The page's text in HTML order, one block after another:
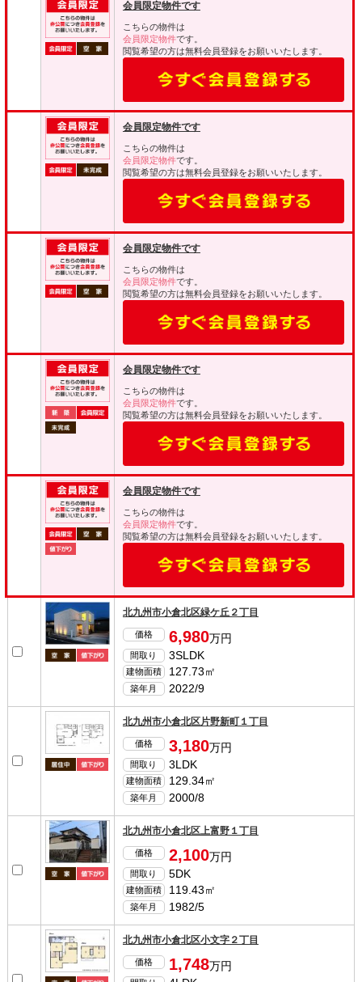
会員限定物件です
こちらの物件は
会員限定物件です。
閲覧希望の方は無料会員登録をお願いいたします。
会員限定物件です
こちらの物件は
会員限定物件です。
閲覧希望の方は無料会員登録をお願いいたします。
会員限定物件です
こちらの物件は
会員限定物件です。
閲覧希望の方は無料会員登録をお願いいたします。
会員限定物件です
こちらの物件は
会員限定物件です。
閲覧希望の方は無料会員登録をお願いいたします。
会員限定物件です
こちらの物件は
会員限定物件です。
閲覧希望の方は無料会員登録をお願いいたします。
北九州市小倉北区緑ケ丘２丁目
価格 6,980万円
間取り 3SLDK
建物面積 127.73㎡
築年月 2022/9
北九州市小倉北区片野新町１丁目
価格 3,180万円
間取り 3LDK
建物面積 129.34㎡
築年月 2000/8
北九州市小倉北区上富野１丁目
価格 2,100万円
間取り 5DK
建物面積 119.43㎡
築年月 1982/5
北九州市小倉北区小文字２丁目
価格 1,748万円